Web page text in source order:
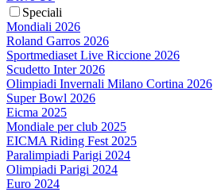
Speciali
Mondiali 2026
Roland Garros 2026
Sportmediaset Live Riccione 2026
Scudetto Inter 2026
Olimpiadi Invernali Milano Cortina 2026
Super Bowl 2026
Eicma 2025
Mondiale per club 2025
EICMA Riding Fest 2025
Paralimpiadi Parigi 2024
Olimpiadi Parigi 2024
Euro 2024